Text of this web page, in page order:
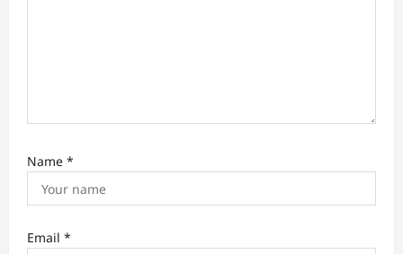
Name *
Email *